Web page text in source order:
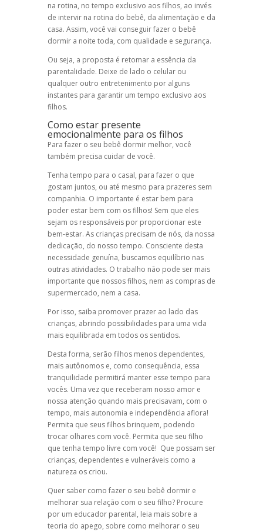
na rotina, no tempo exclusivo aos filhos, ao invés
de intervir na rotina do bebê, da alimentação e da
casa. Assim, você vai conseguir fazer o bebê
dormir a noite toda, com qualidade e segurança.
Ou seja, a proposta é retomar a essência da
parentalidade. Deixe de lado o celular ou
qualquer outro entretenimento por alguns
instantes para garantir um tempo exclusivo aos
filhos.
Como estar presente
emocionalmente para os filhos
Para fazer o seu bebê dormir melhor, você
também precisa cuidar de você.
Tenha tempo para o casal, para fazer o que
gostam juntos, ou até mesmo para prazeres sem
companhia. O importante é estar bem para
poder estar bem com os filhos! Sem que eles
sejam os responsáveis por proporcionar este
bem-estar. As crianças precisam de nós, da nossa
dedicação, do nosso tempo. Consciente desta
necessidade genuína, buscamos equilíbrio nas
outras atividades. O trabalho não pode ser mais
importante que nossos filhos, nem as compras de
supermercado, nem a casa.
Por isso, saiba promover prazer ao lado das
crianças, abrindo possibilidades para uma vida
mais equilibrada em todos os sentidos.
Desta forma, serão filhos menos dependentes,
mais autônomos e, como consequência, essa
tranquilidade permitirá manter esse tempo para
vocês. Uma vez que receberam nosso amor e
nossa atenção quando mais precisavam, com o
tempo, mais autonomia e independência aflora!
Permita que seus filhos brinquem, podendo
trocar olhares com você. Permita que seu filho
que tenha tempo livre com você! Que possam ser
crianças, dependentes e vulneráveis como a
natureza os criou.
Quer saber como fazer o seu bebê dormir e
melhorar sua relação com o seu filho? Procure
por um educador parental, leia mais sobre a
teoria do apego, sobre como melhorar o seu